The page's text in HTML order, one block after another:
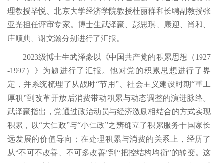
理教授毕悦、北京大学经济学院教授杜丽群和长聘副教授张
亚光担任评审专家。博士生武泽豪、彭思琪、康迎、肖和、
庄顺典、谢文瀚分别进行了汇报。
2023级博士生武泽豪以《中国共产党的积累思想（1927
-1997）》为题进行了汇报。他对党的积累思想进行了界
定，并系统梳理了从战时“节用”、社会主义建设时期“重工
厚积”到改革开放后消费带动积累与动态调整的演进脉络。
武泽豪指出，党通过政治动员与经济激励相结合的方式实现
积累，以“大仁政”与“小仁政”之辨确立了积累服务于国家长
远发展的价值导向；在处理积累与消费的关系上，经历了
从“不可不改善、不可多改善”到“把控结构均衡”的转变。这